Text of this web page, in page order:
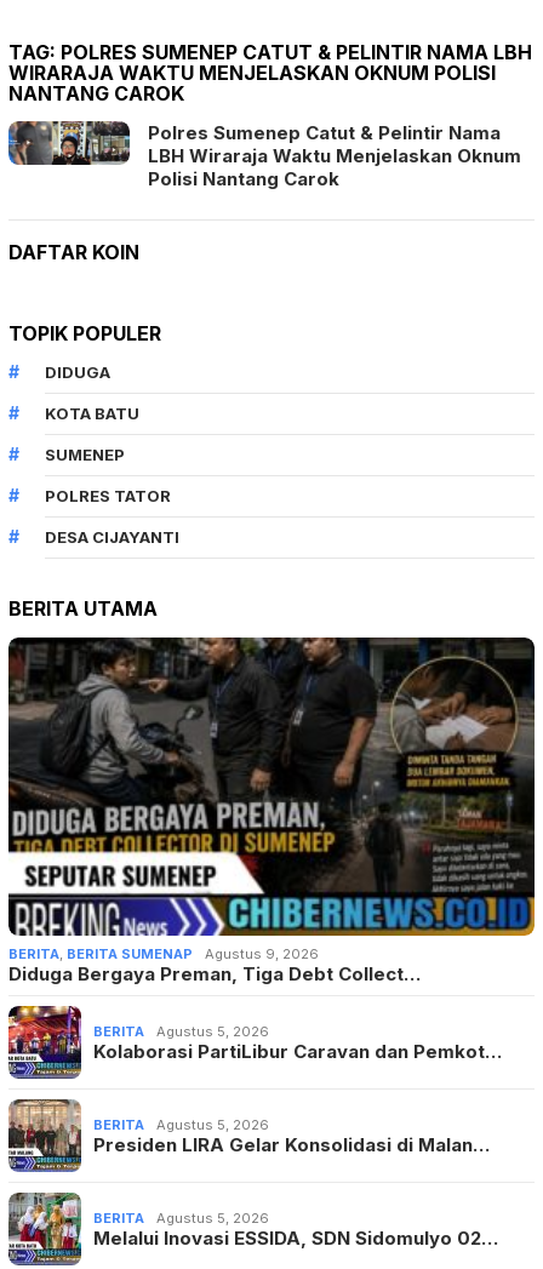
TAG: POLRES SUMENEP CATUT & PELINTIR NAMA LBH
WIRARAJA WAKTU MENJELASKAN OKNUM POLISI
NANTANG CAROK
Polres Sumenep Catut & Pelintir Nama
LBH Wiraraja Waktu Menjelaskan Oknum
Polisi Nantang Carok
DAFTAR KOIN
TOPIK POPULER
DIDUGA
KOTA BATU
SUMENEP
POLRES TATOR
DESA CIJAYANTI
BERITA UTAMA
BERITA BERITA SUMENAP Agustus 9, 2026
Diduga Bergaya Preman, Tiga Debt Collect…
BERITA Agustus 5, 2026
Kolaborasi PartiLibur Caravan dan Pemkot…
BERITA Agustus 5, 2026
Presiden LIRA Gelar Konsolidasi di Malan…
BERITA Agustus 5, 2026
Melalui Inovasi ESSIDA, SDN Sidomulyo 02…